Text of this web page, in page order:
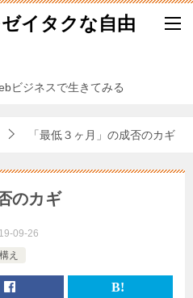
イタクな自由
ビジネスで生きてみる
「最低３ヶ月」の成否のカギ
のカギ
09-26
え